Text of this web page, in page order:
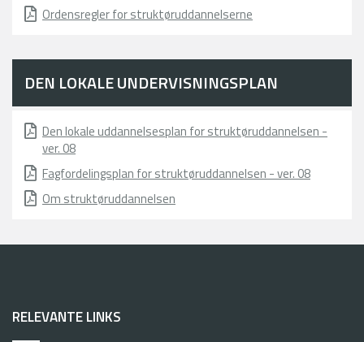
Ordensregler for struktøruddannelserne
DEN LOKALE UNDERVISNINGSPLAN
Den lokale uddannelsesplan for struktøruddannelsen -
ver. 08
Fagfordelingsplan for struktøruddannelsen - ver. 08
Om struktøruddannelsen
RELEVANTE LINKS